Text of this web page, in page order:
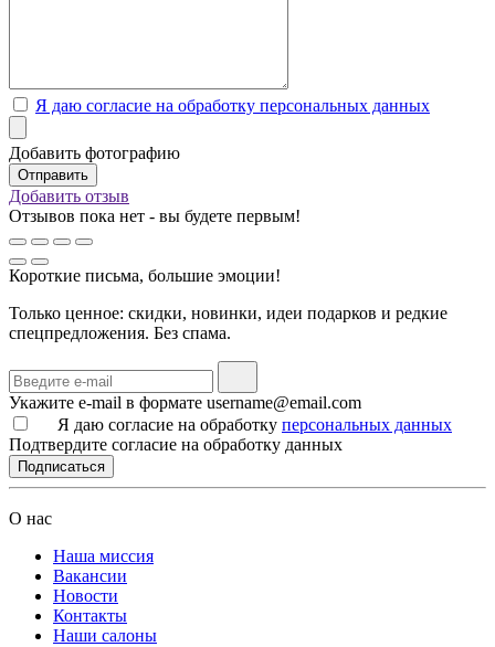
Я даю согласие на обработку персональных данных
Добавить фотографию
Добавить отзыв
Отзывов пока нет - вы будете первым!
Короткие письма, большие эмоции!
Только ценное: скидки, новинки, идеи подарков и редкие
спецпредложения. Без спама.
Укажите e-mail в формате username@email.com
Я даю согласие на обработку персональных данных
Подтвердите согласие на обработку данных
Подписаться
О нас
Наша миссия
Вакансии
Новости
Контакты
Наши салоны